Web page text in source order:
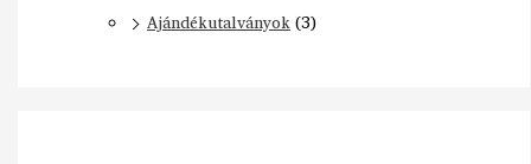
Ajándékutalványok(3)